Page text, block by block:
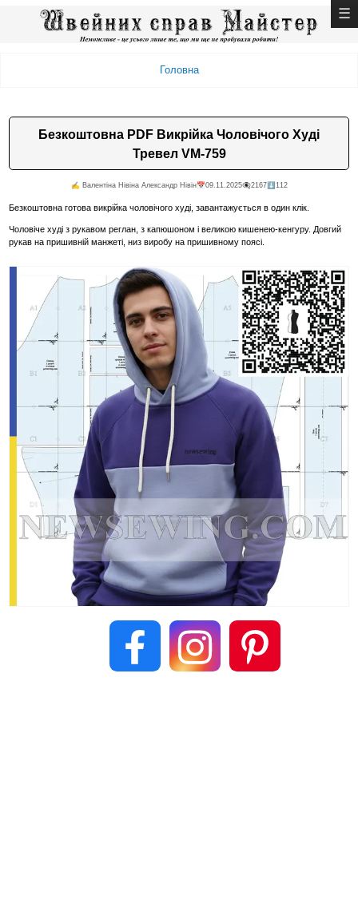
Головна
Безкоштовна PDF Викрійка Чоловічого Худі
Тревел VM-759
✍️ Валентiна Нiвiна Александр Нiвiн📅09.11.2025👁️‍🗨️2167⬇️112
Безкоштовна готова викрійка чоловічого худі, завантажується в один клік.
Чоловіче худі з рукавом реглан, з капюшоном і великою кишенею-кенгуру. Довгий
рукав на пришивній манжеті, низ виробу на пришивному поясі.